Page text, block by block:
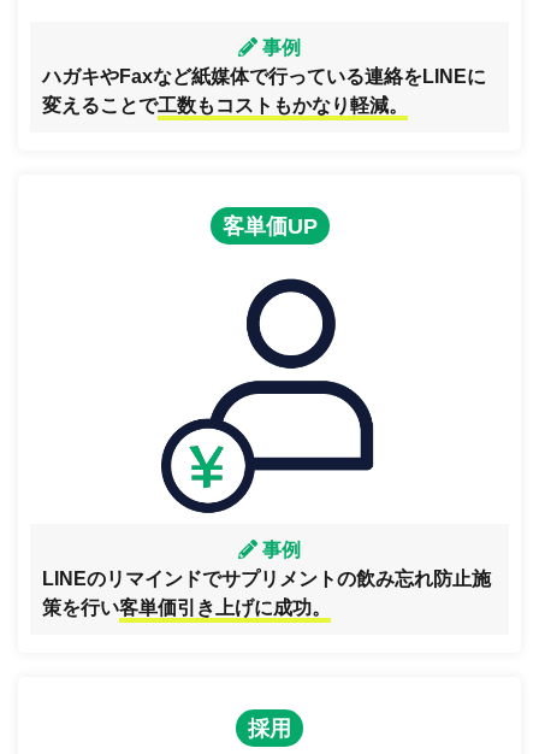
事例
ハガキやFaxなど紙媒体で行っている連絡をLINEに
変えることで工数もコストもかなり軽減。
客単価UP
事例
LINEのリマインドでサプリメントの飲み忘れ防止施
策を行い客単価引き上げに成功。
採用